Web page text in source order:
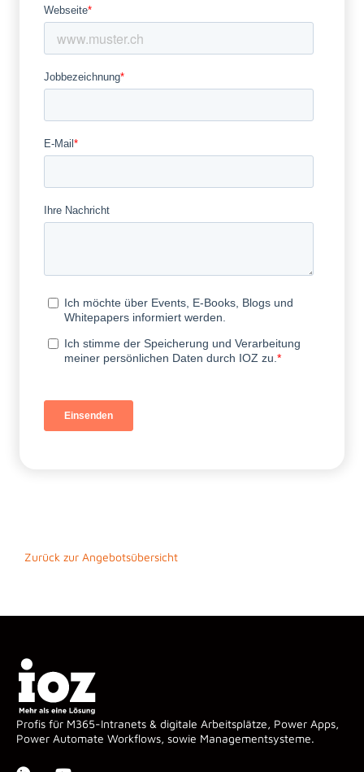
Zurück zur Angebotsübersicht
Profis für M365-Intranets & digitale Arbeitsplätze, Power Apps,
Power Automate Workflows, sowie Managementsysteme.